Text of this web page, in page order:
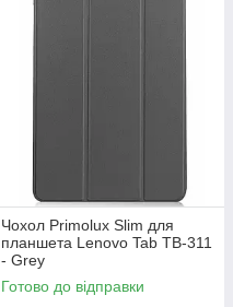
Чохол Primolux Slim для
планшета Lenovo Tab TB-311
- Grey
Готово до відправки